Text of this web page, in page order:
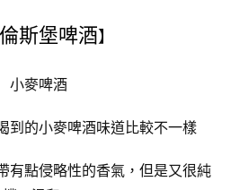
斯堡啤酒】
小麥啤酒
到的小麥啤酒味道比較不一樣
有點侵略性的香氣，但是又很純